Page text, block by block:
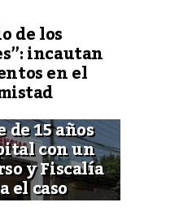
de los
incautan
en el
15 años
con un
y Fiscalía
el caso